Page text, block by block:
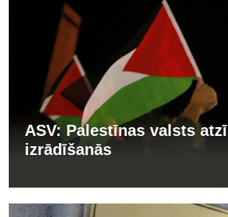
ASV: Palestīnas valsts
izrādīšanās